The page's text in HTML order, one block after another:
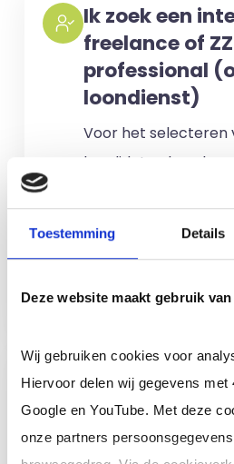
Toestemming Details
Deze website maakt gebruik
Wij gebruiken cookies voor
Hiervoor delen wij gegevens met
Google en YouTube. Met deze
onze partners
Ik zoek een
freelance of
professional
loondienst)
Voor het selecteren
kandidaten
voor u aan de slag
Meer informatie
Ik ben een
freelance of
professional
loondienst)